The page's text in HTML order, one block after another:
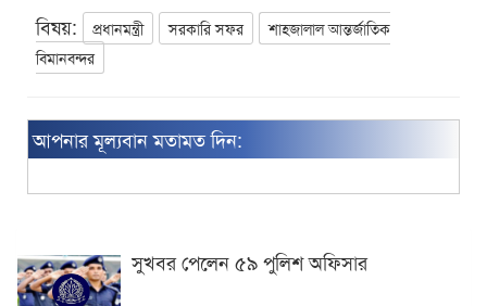
বিষয়: প্রধানমন্ত্রী সরকারি সফর
শাহজালাল আন্তর্জাতিক
বিমানবন্দর
আপনার মূল্যবান মতামত দিন:
সুখবর পেলেন ৫৯ পুলিশ অফিসার